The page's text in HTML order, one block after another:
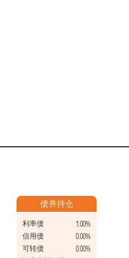
债券持仓
利率债
1.00%
信用债
0.00%
可转债
0.00%